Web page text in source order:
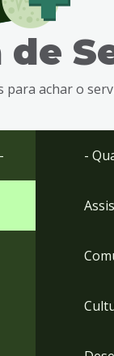
de
para achar o
-